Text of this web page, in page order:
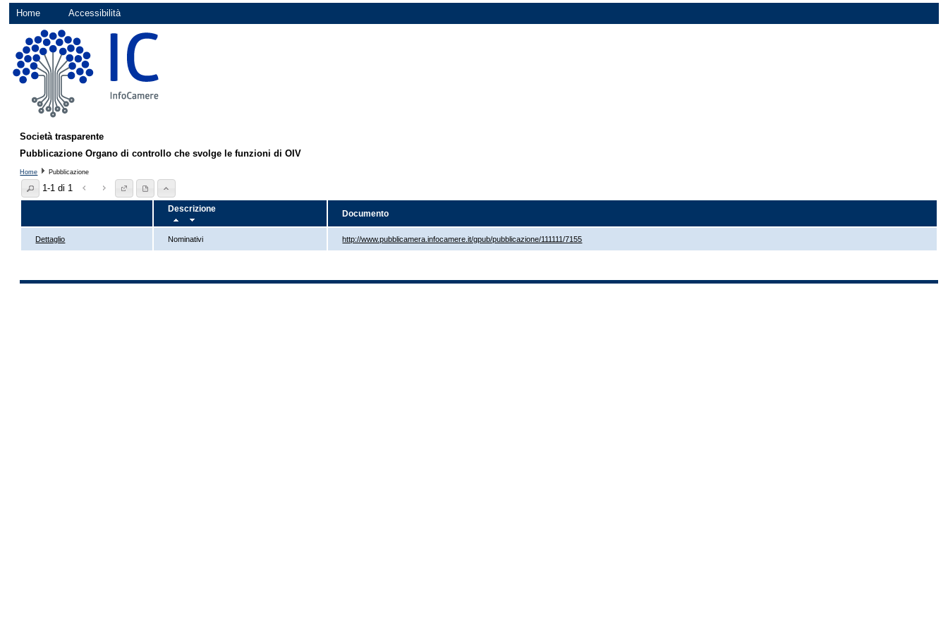
Home Accessibilità
Società trasparente
Pubblicazione Organo di controllo che svolge le funzioni di OIV
Home Pubblicazione
1-1 di 1
Descrizione Documento
Dettaglio Nominativi http://www.pubblicamera.infocamere.it/gpub/pubblicazione/111111/7155